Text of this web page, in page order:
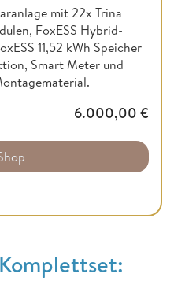
mit 22x Trina
FoxESS Hybrid-
11,52 kWh Speicher
Smart Meter und
6.000,00 €